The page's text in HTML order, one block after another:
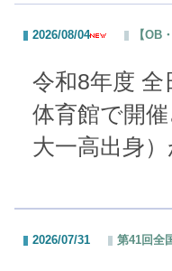
2026/08/04 【OB
令和8年度 全
体育館で開
大一高出身
2026/07/31 第41回全